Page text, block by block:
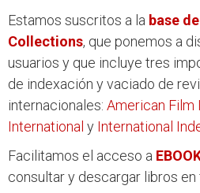
Estamos suscritos a la base
Collections, que ponemos a
usuarios y que incluye tres
de indexación y vaciado de
internacionales: American Film
International y International
Facilitamos el acceso a
consultar y descargar libros en